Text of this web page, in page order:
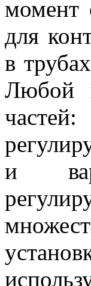
момент
для
в
Любой
и